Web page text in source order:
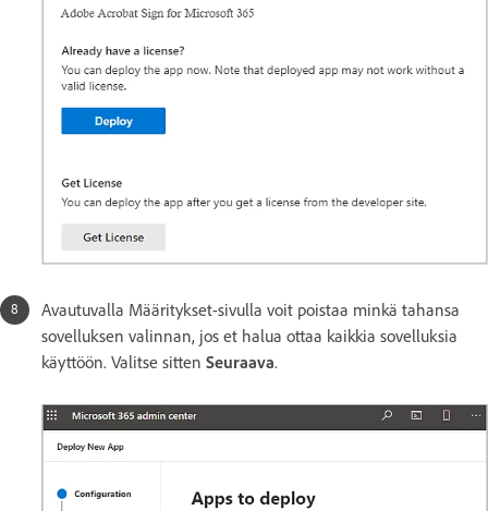
Avautuvalla Määritykset-sivulla voit poistaa minkä tahansa
sovelluksen valinnan, jos et halua ottaa kaikkia sovelluksia
käyttöön. Valitse sitten Seuraava.